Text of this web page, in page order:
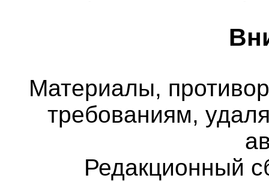
Материалы,
требованиям,
Редакционный